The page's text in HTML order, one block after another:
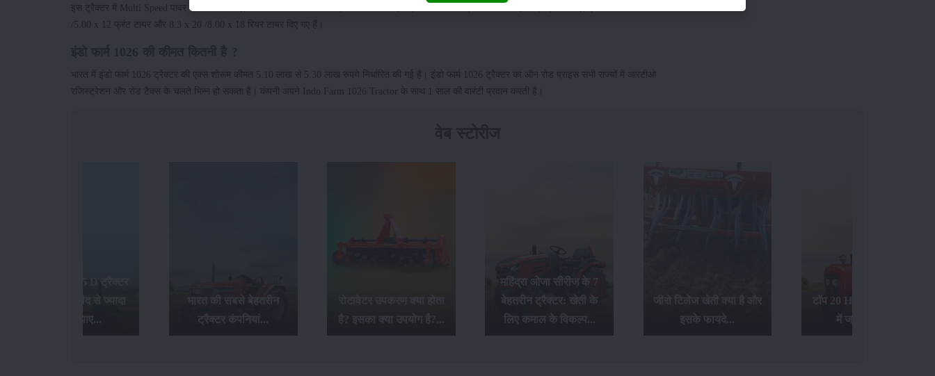
इस ट्रैक्टर में Multi Speed पावर टेकऑफ आती है, जो 630/930/1605 आरपीएम जनरेट करती है। इंडो फार्म 1026 ट्रैक्टर में फोर व्हील ड्राइव आता है, इसमें 6.00 x 12
/5.00 x 12 फ्रंट टायर और 8.3 x 20 /8.00 x 18 रियर टायर दिए गए हैं।
भारत में इंडो फार्म 1026 ट्रैक्टर की एक्स शोरूम कीमत 5.10 लाख से 5.30 लाख रुपये निर्धारित की गई है। इंडो फार्म 1026 ट्रैक्टर का ऑन रोड प्राइस सभी राज्यों में आरटीओ
रजिस्ट्रेशन और रोड टैक्स के चलते भिन्न हो सकता है। कंपनी अपने Indo Farm 1026 Tractor के साथ 1 साल की वारंटी प्रदान करती है।
माइलेज़ पाए...
भारत की सबसे बेहतरीन
ट्रैक्टर कंपनियां...
महिंद्रा ओजा सीरीज के 7
बेहतरीन ट्रैक्टर: खेती के
लिए कमाल के विकल्प...
इसके फायदे...
टॉप 20 Hp ट्रैक्टर्स के बारे
में जानिए यहां...